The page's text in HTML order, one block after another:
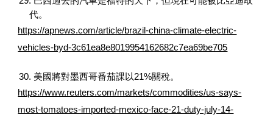
代。
https://apnews.com/article/brazil-china-climate-electric-
vehicles-byd-3c61ea8e8019954162682c7ea69be705
30. 美國將對墨西哥番茄課以21%關稅。
https://www.reuters.com/markets/commodities/us-says-
most-tomatoes-imported-mexico-face-21-duty-july-14-